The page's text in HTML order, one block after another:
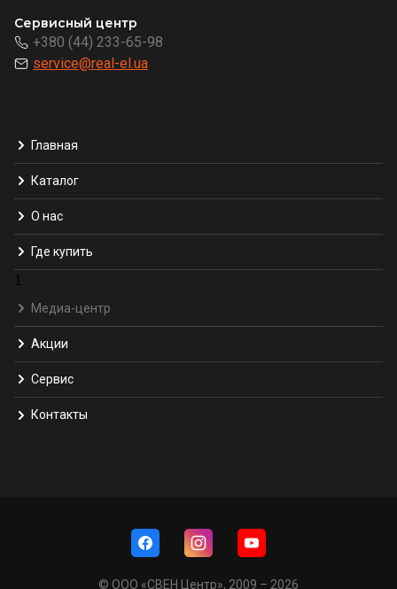
Сервисный центр
+380 (44) 233-65-98
service@real-el.ua
Главная
Каталог
О нас
Где купить
1
Медиа-центр
Акции
Сервис
Контакты
© ООО «СВЕН Центр», 2009 – 2026